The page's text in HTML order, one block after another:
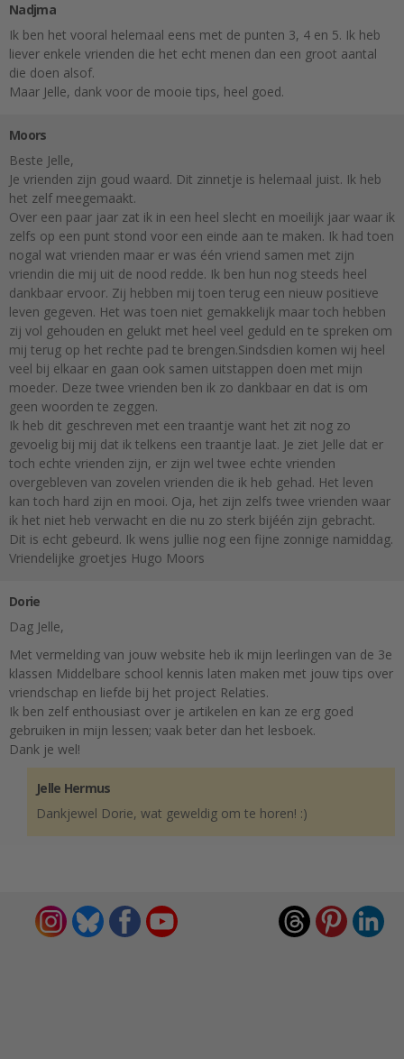
Nadjma
Ik ben het vooral helemaal eens met de punten 3, 4 en 5. Ik heb
liever enkele vrienden die het echt menen dan een groot aantal
die doen alsof.
Maar Jelle, dank voor de mooie tips, heel goed.
Moors
Beste Jelle,
Je vrienden zijn goud waard. Dit zinnetje is helemaal juist. Ik heb
het zelf meegemaakt.
Over een paar jaar zat ik in een heel slecht en moeilijk jaar waar ik
zelfs op een punt stond voor een einde aan te maken. Ik had toen
nogal wat vrienden maar er was één vriend samen met zijn
vriendin die mij uit de nood redde. Ik ben hun nog steeds heel
dankbaar ervoor. Zij hebben mij toen terug een nieuw positieve
leven gegeven. Het was toen niet gemakkelijk maar toch hebben
zij vol gehouden en gelukt met heel veel geduld en te spreken om
mij terug op het rechte pad te brengen.Sindsdien komen wij heel
veel bij elkaar en gaan ook samen uitstappen doen met mijn
moeder. Deze twee vrienden ben ik zo dankbaar en dat is om
geen woorden te zeggen.
Ik heb dit geschreven met een traantje want het zit nog zo
gevoelig bij mij dat ik telkens een traantje laat. Je ziet Jelle dat er
toch echte vrienden zijn, er zijn wel twee echte vrienden
overgebleven van zovelen vrienden die ik heb gehad. Het leven
kan toch hard zijn en mooi. Oja, het zijn zelfs twee vrienden waar
ik het niet heb verwacht en die nu zo sterk bijéén zijn gebracht.
Dit is echt gebeurd. Ik wens jullie nog een fijne zonnige namiddag.
Vriendelijke groetjes Hugo Moors
Dorie
Dag Jelle,
Met vermelding van jouw website heb ik mijn leerlingen van de 3e
klassen Middelbare school kennis laten maken met jouw tips over
vriendschap en liefde bij het project Relaties.
Ik ben zelf enthousiast over je artikelen en kan ze erg goed
gebruiken in mijn lessen; vaak beter dan het lesboek.
Dank je wel!
Jelle Hermus
Dankjewel Dorie, wat geweldig om te horen! :)